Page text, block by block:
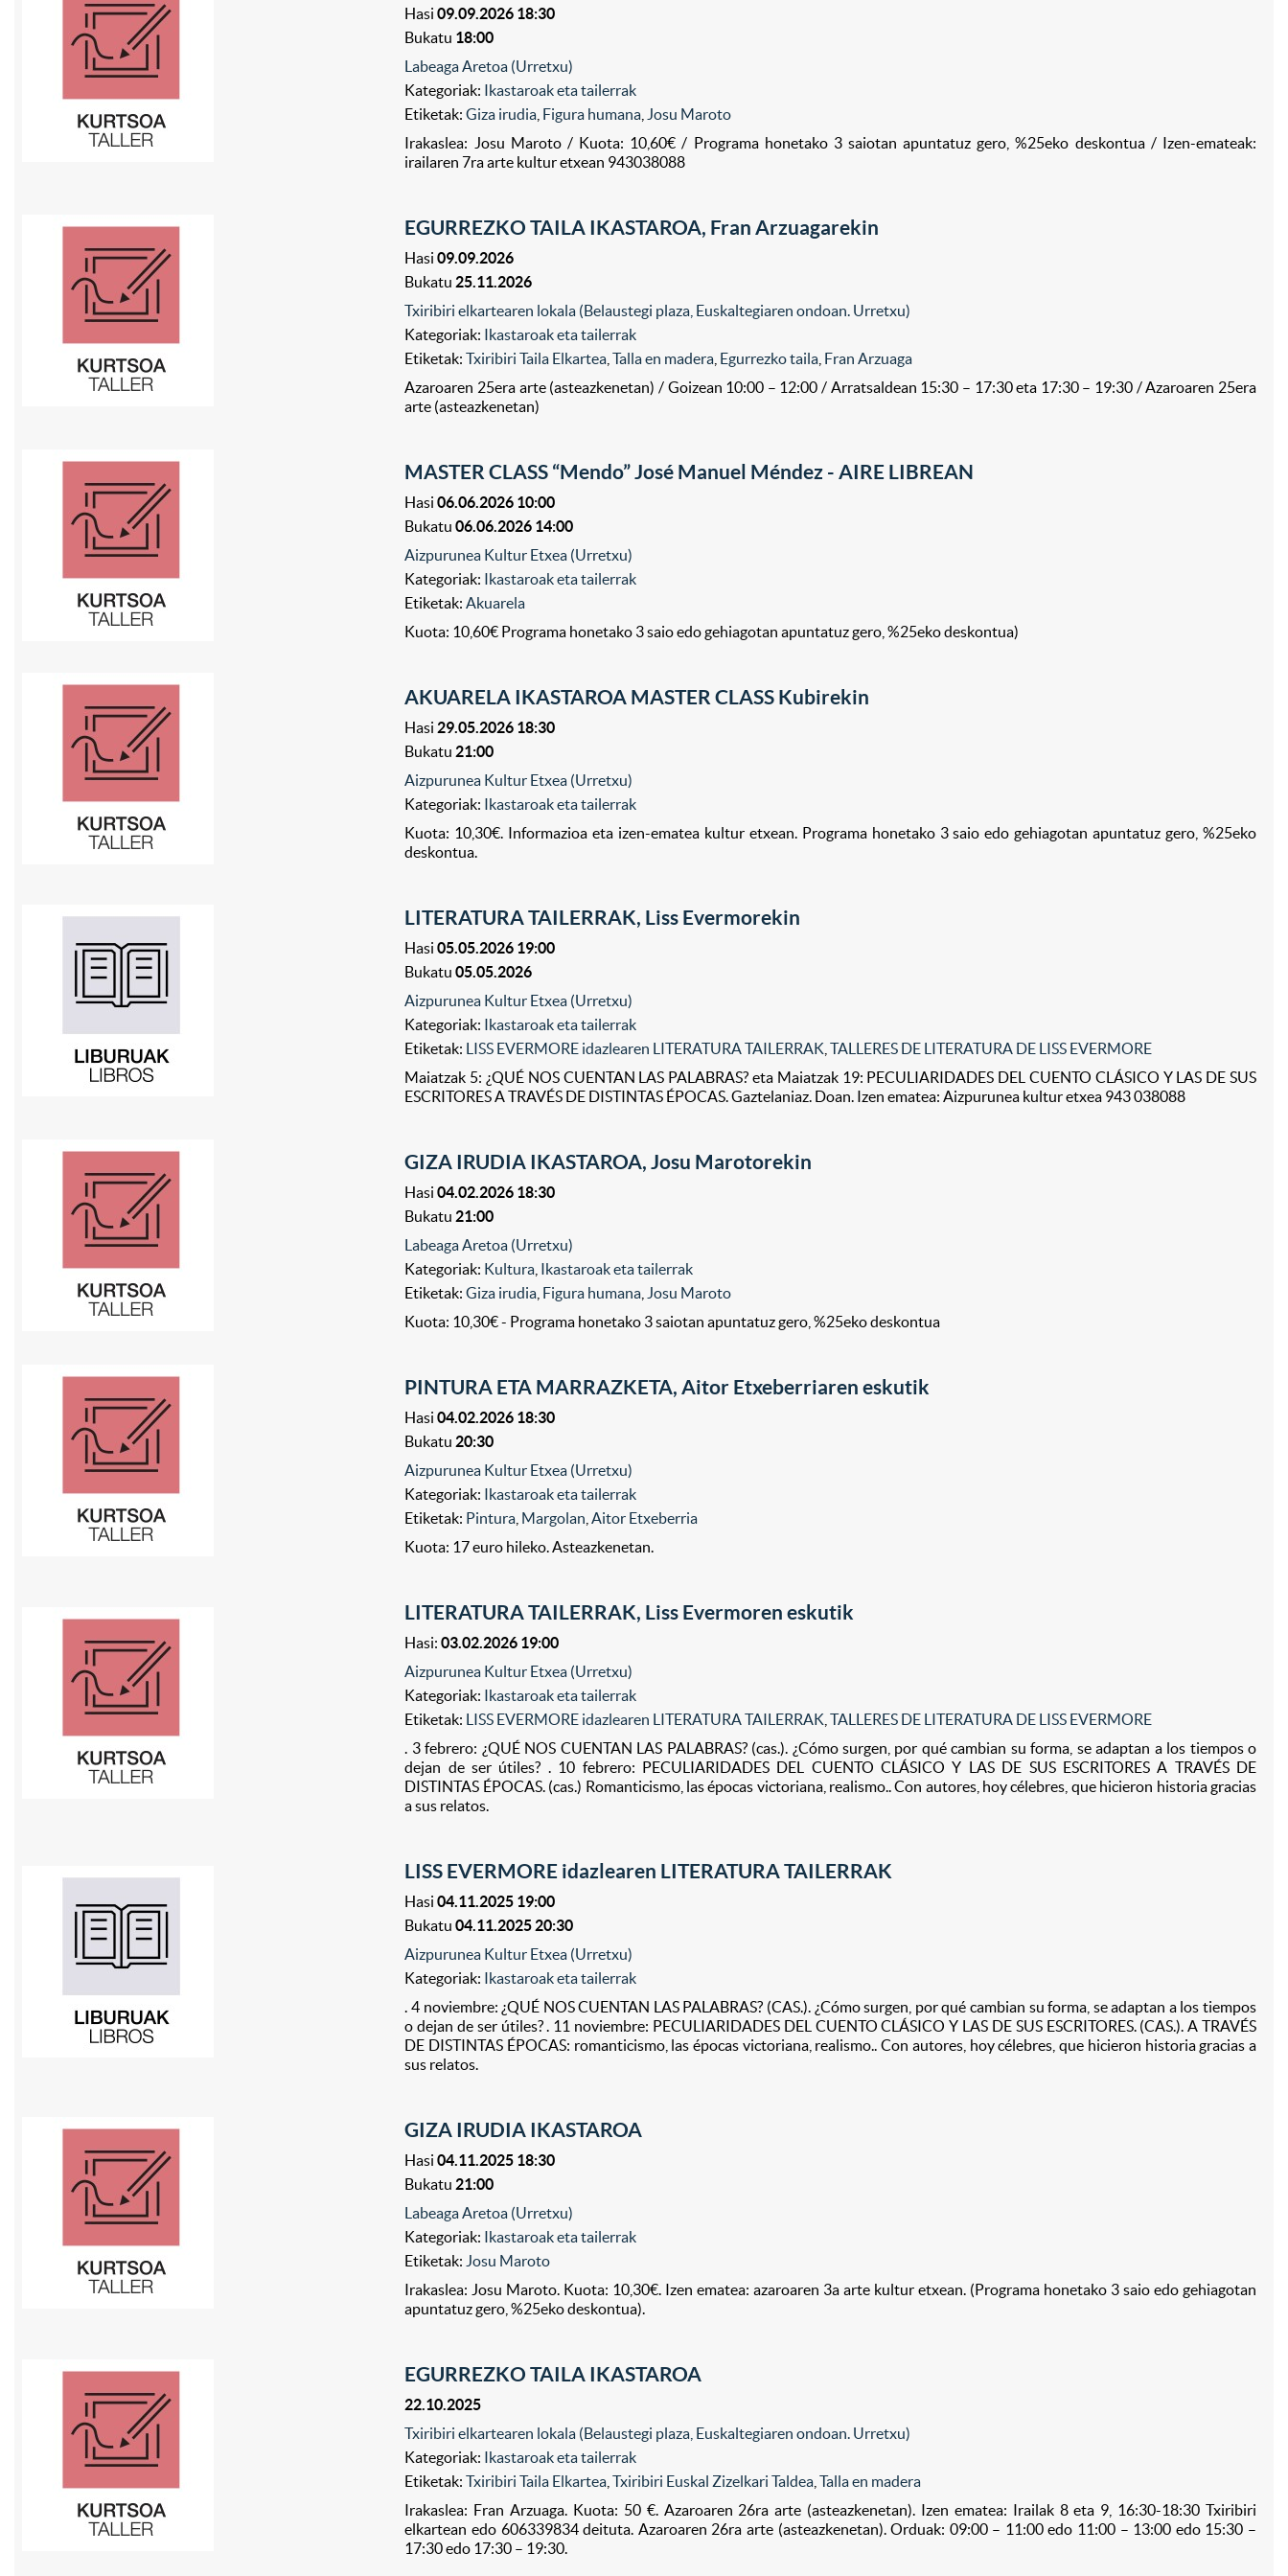
Hasi09.09.2026 18:30
Bukatu 18:00
Labeaga Aretoa (Urretxu)
Kategoriak: Ikastaroak eta tailerrak
Etiketak:Giza irudia Figura humana Josu Maroto
Irakaslea: Josu Maroto / Kuota: 10,60€ / Programa honetako 3 saiotan apuntatuz gero, %25eko deskontua / Izen-emateak:
irailaren 7ra arte kultur etxean 943038088
EGURREZKO TAILA IKASTAROA, Fran Arzuagarekin
Hasi09.09.2026
Bukatu 25.11.2026
Txiribiri elkartearen lokala (Belaustegi plaza, Euskaltegiaren ondoan. Urretxu)
Kategoriak: Ikastaroak eta tailerrak
Etiketak:Txiribiri Taila Elkartea ,Talla en madera Egurrezko taila Fran Arzuaga
Azaroaren 25era arte (asteazkenetan) / Goizean 10:00 – 12:00 / Arratsaldean 15:30 – 17:30 eta 17:30 – 19:30 / Azaroaren 25era
arte (asteazkenetan)
MASTER CLASS “Mendo” José Manuel Méndez - AIRE LIBREAN
Hasi06.06.2026 10:00
Bukatu06.06.2026 14:00
Aizpurunea Kultur Etxea (Urretxu)
Kategoriak: Ikastaroak eta tailerrak
Etiketak:Akuarela
Kuota: 10,60€ Programa honetako 3 saio edo gehiagotan apuntatuz gero, %25eko deskontua)
AKUARELA IKASTAROA MASTER CLASS Kubirekin
Hasi 29.05.2026 18:30
Bukatu 21:00
Aizpurunea Kultur Etxea (Urretxu)
Kategoriak: Ikastaroak eta tailerrak
Kuota: 10,30€. Informazioa eta izen-ematea kultur etxean. Programa honetako 3 saio edo gehiagotan apuntatuz gero, %25eko
deskontua.
LITERATURA TAILERRAK, Liss Evermorekin
Hasi05.05.2026 19:00
Bukatu05.05.2026
Aizpurunea Kultur Etxea (Urretxu)
Kategoriak: Ikastaroak eta tailerrak
Etiketak: LISS EVERMORE idazlearen LITERATURA TAILERRAK ,TALLERES DE LITERATURA DE LISS EVERMORE
Maiatzak 5: ¿QUÉ NOS CUENTAN LAS PALABRAS? eta Maiatzak 19: PECULIARIDADES DEL CUENTO CLÁSICO Y LAS DE SUS
ESCRITORES A TRAVÉS DE DISTINTAS ÉPOCAS. Gaztelaniaz. Doan. Izen ematea: Aizpurunea kultur etxea 943 038088
GIZA IRUDIA IKASTAROA, Josu Marotorekin
Hasi04.02.2026 18:30
Bukatu 21:00
Labeaga Aretoa (Urretxu)
Kategoriak: Kultura Ikastaroak eta tailerrak
Etiketak:Giza irudia Figura humana Josu Maroto
Kuota: 10,30€ - Programa honetako 3 saiotan apuntatuz gero, %25eko deskontua
PINTURA ETA MARRAZKETA, Aitor Etxeberriaren eskutik
Hasi04.02.2026 18:30
Bukatu 20:30
Aizpurunea Kultur Etxea (Urretxu)
Kategoriak: Ikastaroak eta tailerrak
Etiketak: Pintura Margolan ,Aitor Etxeberria
Kuota: 17 euro hileko. Asteazkenetan.
LITERATURA TAILERRAK, Liss Evermoren eskutik
Hasi:03.02.2026 19:00
Aizpurunea Kultur Etxea (Urretxu)
Kategoriak: Ikastaroak eta tailerrak
Etiketak: LISS EVERMORE idazlearen LITERATURA TAILERRAK ,TALLERES DE LITERATURA DE LISS EVERMORE
. 3 febrero: ¿QUÉ NOS CUENTAN LAS PALABRAS? (cas.). ¿Cómo surgen, por qué cambian su forma, se adaptan a los tiempos o
dejan de ser útiles? . 10 febrero: PECULIARIDADES DEL CUENTO CLÁSICO Y LAS DE SUS ESCRITORES A TRAVÉS DE
DISTINTAS ÉPOCAS. (cas.) Romanticismo, las épocas victoriana, realismo.. Con autores, hoy célebres, que hicieron historia gracias
a sus relatos.
LISS EVERMORE idazlearen LITERATURA TAILERRAK
Hasi04.11.2025 19:00
Bukatu04.11.2025 20:30
Aizpurunea Kultur Etxea (Urretxu)
Kategoriak: Ikastaroak eta tailerrak
. 4 noviembre: ¿QUÉ NOS CUENTAN LAS PALABRAS? (CAS.). ¿Cómo surgen, por qué cambian su forma, se adaptan a los tiempos
o dejan de ser útiles? . 11 noviembre: PECULIARIDADES DEL CUENTO CLÁSICO Y LAS DE SUS ESCRITORES. (CAS.). A TRAVÉS
DE DISTINTAS ÉPOCAS: romanticismo, las épocas victoriana, realismo.. Con autores, hoy célebres, que hicieron historia gracias a
sus relatos.
GIZA IRUDIA IKASTAROA
Hasi04.11.2025 18:30
Bukatu 21:00
Labeaga Aretoa (Urretxu)
Kategoriak: Ikastaroak eta tailerrak
Etiketak: Josu Maroto
Irakaslea: Josu Maroto. Kuota: 10,30€. Izen ematea: azaroaren 3a arte kultur etxean. (Programa honetako 3 saio edo gehiagotan
apuntatuz gero, %25eko deskontua).
EGURREZKO TAILA IKASTAROA
22.10.2025
Txiribiri elkartearen lokala (Belaustegi plaza, Euskaltegiaren ondoan. Urretxu)
Kategoriak: Ikastaroak eta tailerrak
Etiketak:Txiribiri Taila Elkartea ,Txiribiri Euskal Zizelkari Taldea ,Talla en madera
Irakaslea: Fran Arzuaga. Kuota: 50 €. Azaroaren 26ra arte (asteazkenetan). Izen ematea: Irailak 8 eta 9, 16:30-18:30 Txiribiri
elkartean edo 606339834 deituta. Azaroaren 26ra arte (asteazkenetan). Orduak: 09:00 – 11:00 edo 11:00 – 13:00 edo 15:30 –
17:30 edo 17:30 – 19:30.